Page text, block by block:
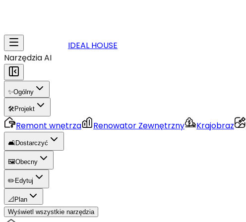
IDEAL HOUSE
Narzędzia AI
✨Ogólny
🛠️Projekt
Remont wnętrza Renowator Zewnętrzny Krajobraz
🛋️Dostarczyć
🖼️Obecny
✏️ Edytuj
📐 Plan
Wyświetl wszystkie narzędzia